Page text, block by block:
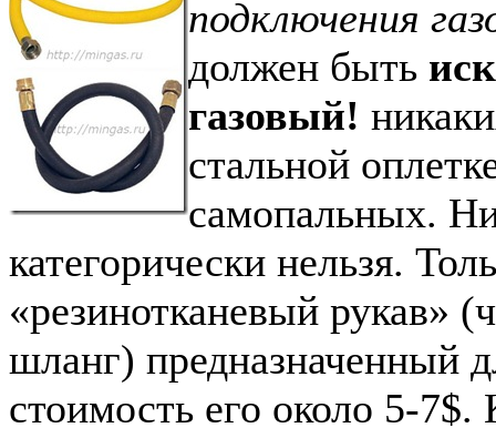
подключения
должен быть
газовый!
стальной
самопальных.
категорически нельзя.
«резинотканевый рукав»
шланг) предназначенный
стоимость его около 5-